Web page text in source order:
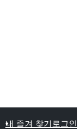
내 즐겨 찾기 로그인